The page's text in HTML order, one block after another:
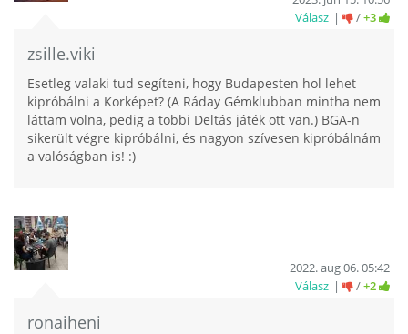
zsille.viki
Válasz
/+3
Esetleg valaki tud segíteni, hogy Budapesten hol lehet
kipróbálni a Korképet? (A Ráday Gémklubban mintha nem
láttam volna, pedig a többi Deltás játék ott van.) BGA-n
sikerült végre kipróbálni, és nagyon szívesen kipróbálnám
a valóságban is! :)
ronaiheni
2022. aug 06. 05:42
Válasz
/+2